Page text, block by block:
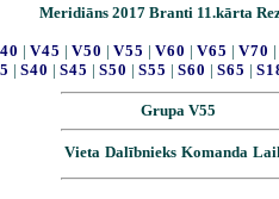
Meridiāns 2017 Branti 11.kārta
| V45 | V50 | V55 | V60 | V65 | V70 |
| S40 | S45 | S50 | S55 | S60 | S65 |
Grupa V55
Vieta Dalībnieks Komanda